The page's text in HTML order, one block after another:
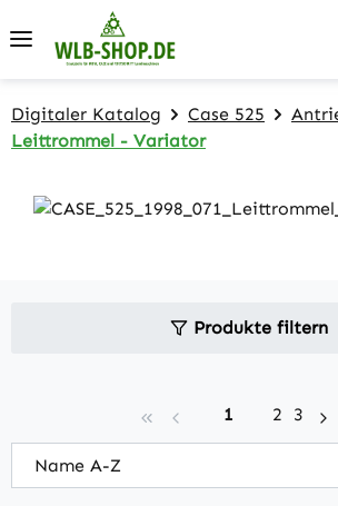
Zum Hauptinhalt springen
Digitaler Katalog Case 525
Leittrommel - Variator
Produkte filtern
Seite
1 Seite
2 Seite
3